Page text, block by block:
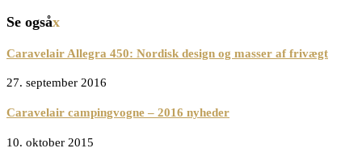
Se ogsåx
Caravelair Allegra 450: Nordisk design og masser af frivægt
27. september 2016
Caravelair campingvogne – 2016 nyheder
10. oktober 2015